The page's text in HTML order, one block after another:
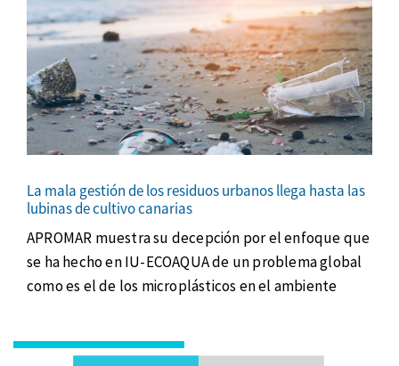
La mala gestión de los residuos urbanos llega hasta las
lubinas de cultivo canarias
APROMAR muestra su decepción por el enfoque que
se ha hecho en IU-ECOAQUA de un problema global
como es el de los microplásticos en el ambiente